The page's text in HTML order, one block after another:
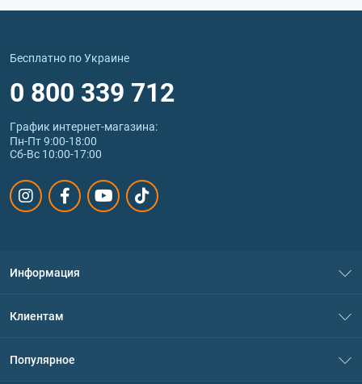
Бесплатно по Украине
0 800 339 712
График интернет‑магазина:
Пн-Пт 9:00-18:00
Сб-Вс 10:00-17:00
Информация
Политика конфиденциальности
Клиентам
Популярное